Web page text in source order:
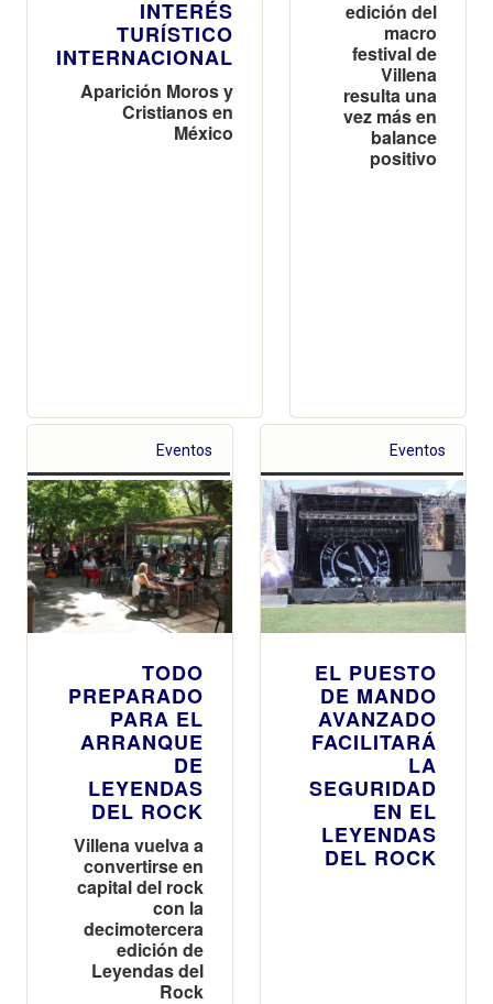
INTERÉS
TURÍSTICO
INTERNACIONAL
Aparición Moros y
Cristianos en
México
edición del
macro
festival de
Villena
resulta una
vez más en
balance
positivo
Eventos
TODO
PREPARADO
PARA EL
ARRANQUE
DE
LEYENDAS
DEL ROCK
Villena vuelva a
convertirse en
capital del rock
con la
decimotercera
edición de
Leyendas del
Rock
Eventos
EL PUESTO
DE MANDO
AVANZADO
FACILITARÁ
LA
SEGURIDAD
EN EL
LEYENDAS
DEL ROCK